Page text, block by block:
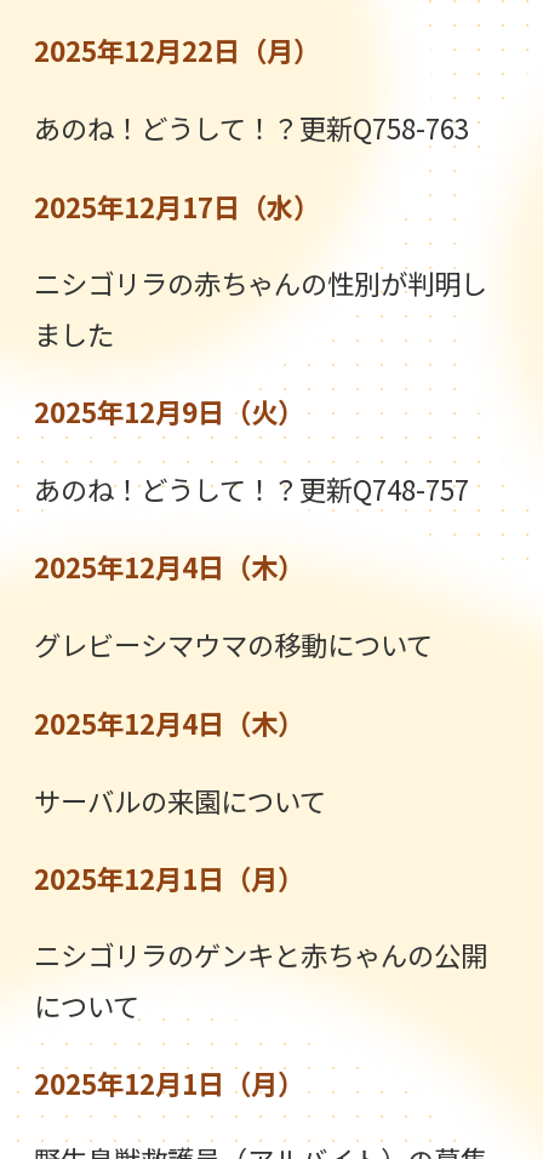
2025年12月22日（月）
あのね！どうして！？更新Q758-763
2025年12月17日（水）
ニシゴリラの赤ちゃんの性別が判明し
ました
2025年12月9日（火）
あのね！どうして！？更新Q748-757
2025年12月4日（木）
グレビーシマウマの移動について
2025年12月4日（木）
サーバルの来園について
2025年12月1日（月）
ニシゴリラのゲンキと赤ちゃんの公開
について
2025年12月1日（月）